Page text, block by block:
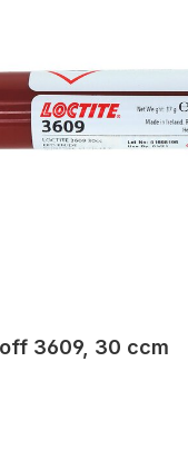
3609, 30 ccm